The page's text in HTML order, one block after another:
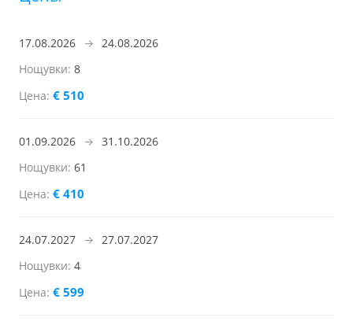
17.08.2026 → 24.08.2026
8
€ 510
01.09.2026 → 31.10.2026
61
€ 410
24.07.2027 → 27.07.2027
4
€ 599